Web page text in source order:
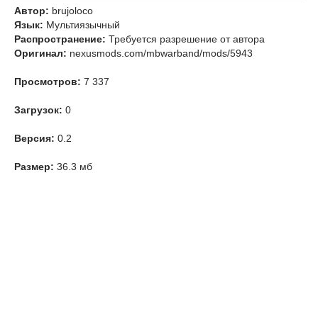
Автор: brujoloco
Язык: Мультиязычный
Распространение: Требуется разрешение от автора
Оригинал: nexusmods.com/mbwarband/mods/5943
Просмотров: 7 337
Загрузок: 0
Версия: 0.2
Размер: 36.3 мб